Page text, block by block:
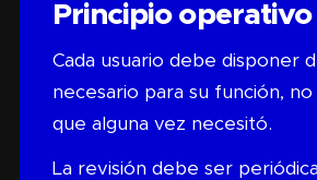
Principio operativo
Cada usuario debe disponer
necesario para su función,
que alguna vez necesitó.
La revisión debe ser